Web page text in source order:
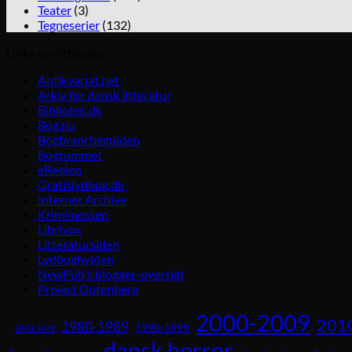
Teater (3)
Tegneserier (132)
Antikvariat.net
Arkiv for dansk litteratur
Bibliotek.dk
Bog.nu
Bogbrancheguiden
Bogrummet
eReolen
Gratislydbog.dk
Internet Archive
Krimimessen
Librivox
Litteratursiden
Lydboghylden
NewPub's blogger-oversigt
Project Gutenberg
1970-1979 1980-1989 1990-1999 2000-2009